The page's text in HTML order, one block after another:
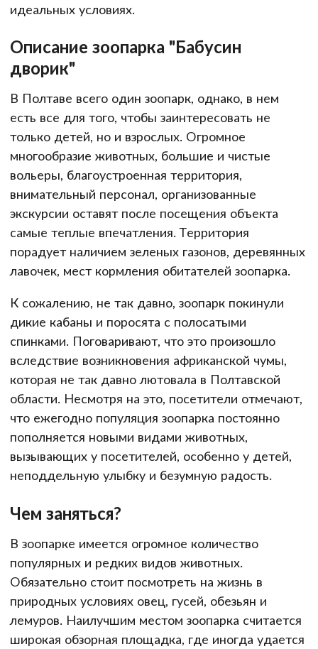
идеальных условиях.
Описание зоопарка "Бабусин
дворик"
В Полтаве всего один зоопарк, однако, в нем
есть все для того, чтобы заинтересовать не
только детей, но и взрослых. Огромное
многообразие животных, большие и чистые
вольеры, благоустроенная территория,
внимательный персонал, организованные
экскурсии оставят после посещения объекта
самые теплые впечатления. Территория
порадует наличием зеленых газонов, деревянных
лавочек, мест кормления обитателей зоопарка.
К сожалению, не так давно, зоопарк покинули
дикие кабаны и поросята с полосатыми
спинками. Поговаривают, что это произошло
вследствие возникновения африканской чумы,
которая не так давно лютовала в Полтавской
области. Несмотря на это, посетители отмечают,
что ежегодно популяция зоопарка постоянно
пополняется новыми видами животных,
вызывающих у посетителей, особенно у детей,
неподдельную улыбку и безумную радость.
Чем заняться?
В зоопарке имеется огромное количество
популярных и редких видов животных.
Обязательно стоит посмотреть на жизнь в
природных условиях овец, гусей, обезьян и
лемуров. Наилучшим местом зоопарка считается
широкая обзорная площадка, где иногда удается